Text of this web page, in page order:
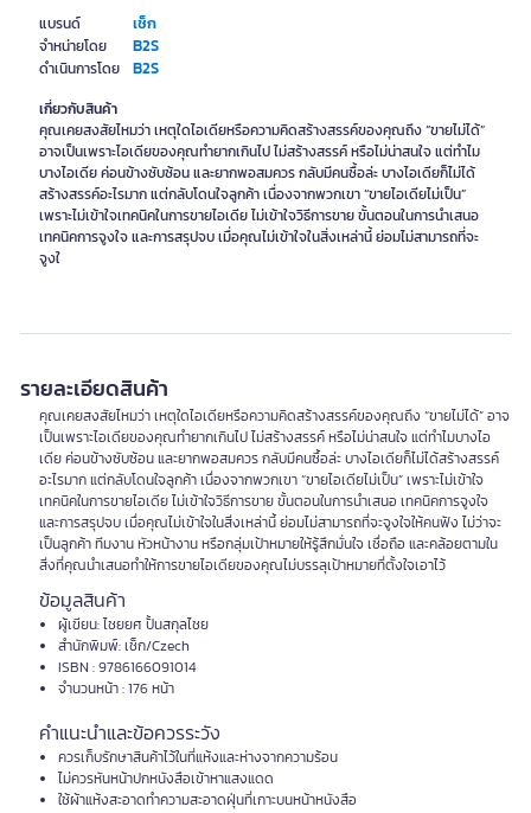
แบรนด์ เช็ก
จำหน่ายโดย B2S
ดำเนินการโดย B2S
เกี่ยวกับสินค้า
คุณเคยสงสัยไหมว่า เหตุใดไอเดียหรือความคิดสร้างสรรค์ของคุณถึง “ขายไม่ได้”
อาจเป็นเพราะไอเดียของคุณทำยากเกินไป ไม่สร้างสรรค์ หรือไม่น่าสนใจ แต่ทำไม
บางไอเดีย ค่อนข้างซับซ้อน และยากพอสมควร กลับมีคนซื้อล่ะ บางไอเดียก็ไม่ได้
สร้างสรรค์อะไรมาก แต่กลับโดนใจลูกค้า เนื่องจากพวกเขา “ขายไอเดียไม่เป็น”
เพราะไม่เข้าใจเทคนิคในการขายไอเดีย ไม่เข้าใจวิธีการขาย ขั้นตอนในการนำเสนอ
เทคนิคการจูงใจ และการสรุปจบ เมื่อคุณไม่เข้าใจในสิ่งเหล่านี้ ย่อมไม่สามารถที่จะ
จูงใ
รายละเอียดสินค้า
คุณเคยสงสัยไหมว่า เหตุใดไอเดียหรือความคิดสร้างสรรค์ของคุณถึง “ขายไม่ได้” อาจ
เป็นเพราะไอเดียของคุณทำยากเกินไป ไม่สร้างสรรค์ หรือไม่น่าสนใจ แต่ทำไมบางไอ
เดีย ค่อนข้างซับซ้อน และยากพอสมควร กลับมีคนซื้อล่ะ บางไอเดียก็ไม่ได้สร้างสรรค์
อะไรมาก แต่กลับโดนใจลูกค้า เนื่องจากพวกเขา “ขายไอเดียไม่เป็น” เพราะไม่เข้าใจ
เทคนิคในการขายไอเดีย ไม่เข้าใจวิธีการขาย ขั้นตอนในการนำเสนอ เทคนิคการจูงใจ
และการสรุปจบ เมื่อคุณไม่เข้าใจในสิ่งเหล่านี้ ย่อมไม่สามารถที่จะจูงใจให้คนฟัง ไม่ว่าจะ
เป็นลูกค้า ทีมงาน หัวหน้างาน หรือกลุ่มเป้าหมายให้รู้สึกมั่นใจ เชื่อถือ และคล้อยตามใน
สิ่งที่คุณนำเสนอทำให้การขายไอเดียของคุณไม่บรรลุเป้าหมายที่ตั้งใจเอาไว้
ข้อมูลสินค้า
ผู้เขียน: ไชยยศ ปั้นสกุลไชย
สำนักพิมพ์: เช็ก/Czech
ISBN : 9786166091014
จำนวนหน้า : 176 หน้า
คำแนะนำและข้อควรระวัง
ควรเก็บรักษาสินค้าไว้ในที่แห้งและห่างจากความร้อน
ไม่ควรหันหน้าปกหนังสือเข้าหาแสงแดด
ใช้ผ้าแห้งสะอาดทำความสะอาดฝุ่นที่เกาะบนหน้าหนังสือ